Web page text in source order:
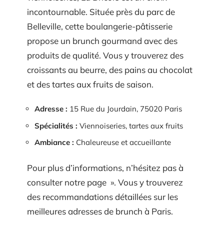
incontournable. Située près du parc de
Belleville, cette boulangerie-pâtisserie
propose un brunch gourmand avec des
produits de qualité. Vous y trouverez des
croissants au beurre, des pains au chocolat
et des tartes aux fruits de saison.
Adresse : 15 Rue du Jourdain, 75020 Paris
Spécialités : Viennoiseries, tartes aux fruits
Ambiance : Chaleureuse et accueillante
Pour plus d’informations, n’hésitez pas à
consulter notre page ». Vous y trouverez
des recommandations détaillées sur les
meilleures adresses de brunch à Paris.